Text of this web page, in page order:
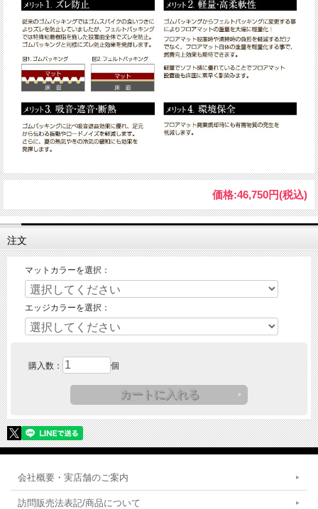
価格:46,750円(税込)
注文
マットカラーを選択：
エッジカラーを選択：
購入数： 個
会社概要・実店舗のご案内
訪問販売法表記/商品について